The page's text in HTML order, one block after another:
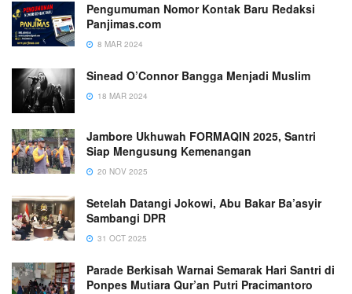
Pengumuman Nomor Kontak Baru Redaksi
Panjimas.com
8 MAR 2024
Sinead O’Connor Bangga Menjadi Muslim
18 MAR 2024
Jambore Ukhuwah FORMAQIN 2025, Santri
Siap Mengusung Kemenangan
20 NOV 2025
Setelah Datangi Jokowi, Abu Bakar Ba’asyir
Sambangi DPR
31 OCT 2025
Parade Berkisah Warnai Semarak Hari Santri di
Ponpes Mutiara Qur’an Putri Pracimantoro